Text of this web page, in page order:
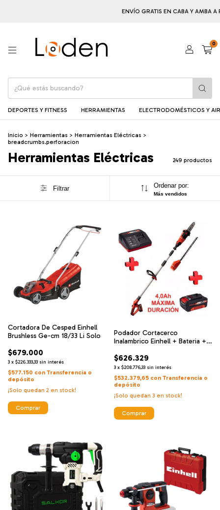
ENVÍO GRATIS EN CABA Y AMBA A
0
DEPORTES Y FITNESS HERRAMIENTAS ELECTRODOMÉSTICOS Y
Inicio > Herramientas > Herramientas Eléctricas >
breadcrumbs.perforacion
Herramientas Eléctricas 249 productos
Filtrar Ordenar por:
Más vendidos
Cortadora De Cesped Einhell
Brushless Ge-cm 18/33 Li Solo
$679.000
3 x $226.333,33 sin interés
$577.150 con Transferencia o
depósito
¡Solo quedan 2 en stock!
Comprar
Podador Cortacerco
Inalambrico Einhell + Bateria +
$626.329
3 x $208.776,33 sin interés
$532.379,65 con Transferencia o
depósito
¡Solo quedan 3 en stock!